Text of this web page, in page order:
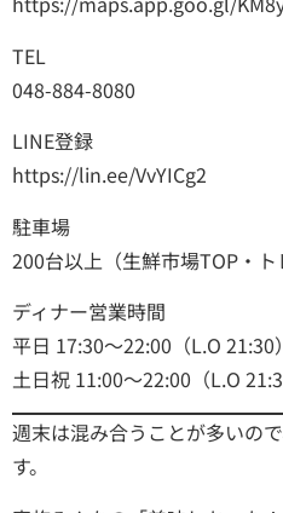
TEL
048-884-8080
LINE登録
https://lin.ee/VvYICg2
駐車場
200台以上（生鮮市場TOP・ト
ディナー営業時間
平日 17:30～22:00（L.O 21:30）
土日祝 11:00～22:00（L.O
週末は混み合うことが多いので
す。